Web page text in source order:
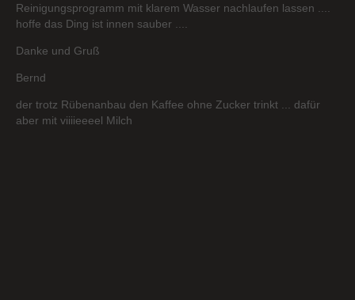
Reinigungsprogramm mit klarem Wasser nachlaufen lassen ....
hoffe das Ding ist innen sauber ....
Danke und Gruß
Bernd
der trotz Rübenanbau den Kaffee ohne Zucker trinkt ... dafür
aber mit viiiieeeel Milch